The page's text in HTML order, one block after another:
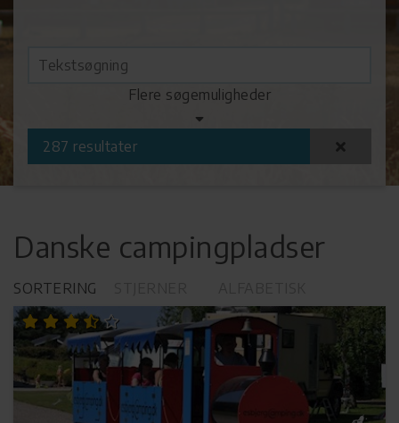
Pladser
Autocamper
Flere søgemuligheder
287 resultater
Danske campingpladser
SORTERING